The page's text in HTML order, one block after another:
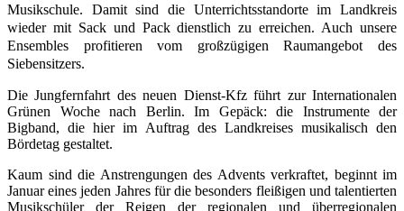
Musikschule. Damit sind die Unterrichtsstandorte im Landkreis
wieder mit Sack und Pack dienstlich zu erreichen. Auch unsere
Ensembles profitieren vom großzügigen Raumangebot des
Siebensitzers.
Die Jungfernfahrt des neuen Dienst-Kfz führt zur Internationalen
Grünen Woche nach Berlin. Im Gepäck: die Instrumente der
Bigband, die hier im Auftrag des Landkreises musikalisch den
Bördetag gestaltet.
Kaum sind die Anstrengungen des Advents verkraftet, beginnt im
Januar eines jeden Jahres für die besonders fleißigen und talentierten
Musikschüler der Reigen der regionalen und überregionalen